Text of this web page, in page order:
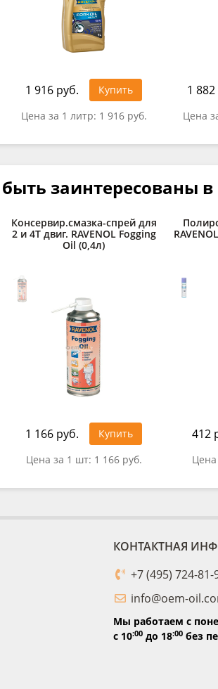
1 916 руб.
Купить
Цена за 1 литр: 1 916 руб.
1
Цена
заинтересованы
Консервир.смазка-спрей для
2 и 4Т двиг. RAVENOL Fogging
Oil (0,4л)
1 166 руб.
Купить
Цена за 1 шт: 1 166 руб.
412
КОНТАКТНАЯ
+7 (495) 724-81-
info@oem-
Мы работаем с
с 10:00до 18:00без